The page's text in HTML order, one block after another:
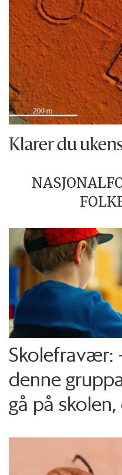
Klarer du
Skolefravær:
denne
gå på